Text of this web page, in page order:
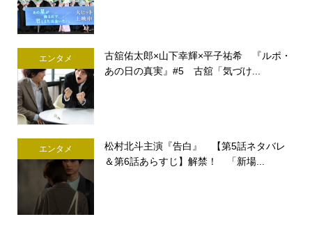
エンタメ
古舘佑太郎×山下幸輝×平子祐希 『ルポ・
あの日の真実』#5 古舘「気づけ...
エンタメ
松村北斗主演『告白』 【第5話ネタバレ
＆第6話あらすじ】解禁！ 「新場...